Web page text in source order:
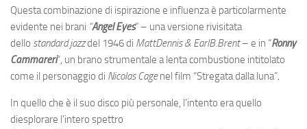
Questa combinazione di ispirazione e influenza è particolarmente
evidente nei brani “Angel Eyes” – una versione rivisitata
dello standard jazzdel 1946 di MattDennis & EarlB.Brent– e in “Ronny
Cammareri“, un brano strumentale a lenta combustione intitolato
come il personaggio di Nicolas Cagenel film “Stregata dalla luna”.
In quello che è il suo disco più personale, l’intento era quello
diesplorare l’intero spettro